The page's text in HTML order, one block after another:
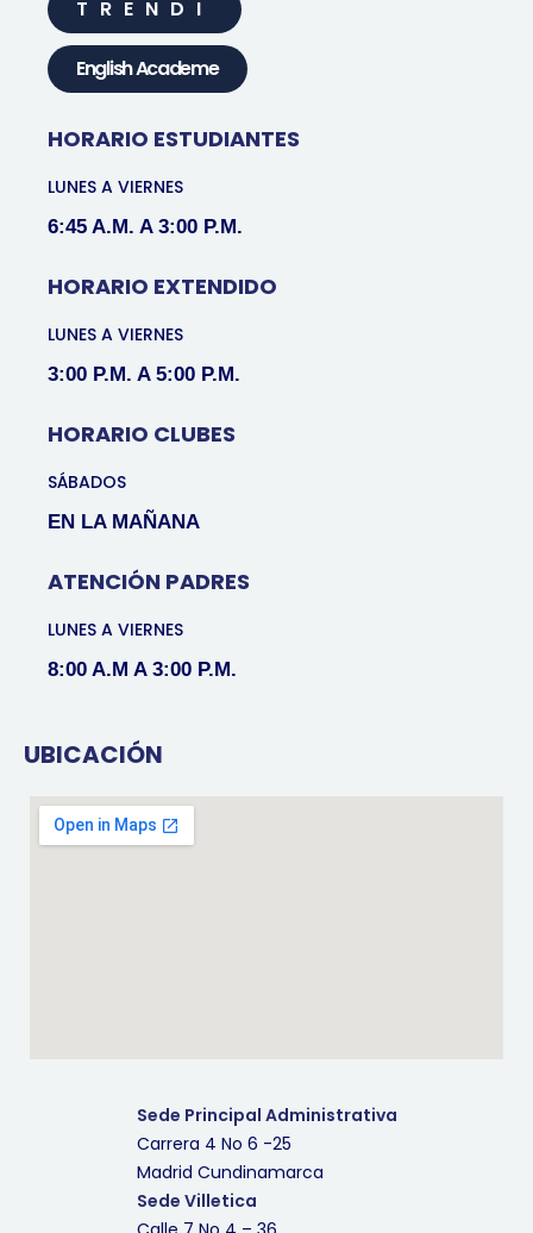
TRENDI
English Academe
HORARIO ESTUDIANTES
LUNES A VIERNES
6:45 A.M. A 3:00 P.M.
HORARIO EXTENDIDO
LUNES A VIERNES
3:00 P.M. A 5:00 P.M.
HORARIO CLUBES
SÁBADOS
EN LA MAÑANA
ATENCIÓN PADRES
LUNES A VIERNES
8:00 A.M A 3:00 P.M.
UBICACIÓN
Sede Principal Administrativa
Carrera 4 No 6 -25
Madrid Cundinamarca
Sede Villetica